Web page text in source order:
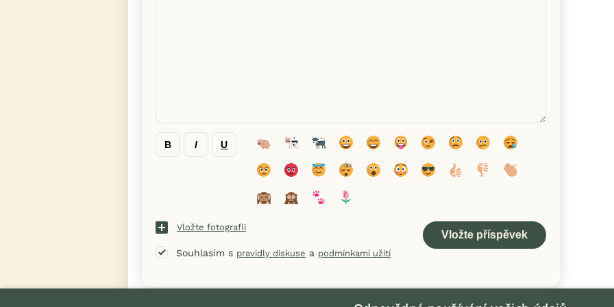
B I U
Vložte fotografii
Souhlasím s pravidly diskuse a podmínkami užití